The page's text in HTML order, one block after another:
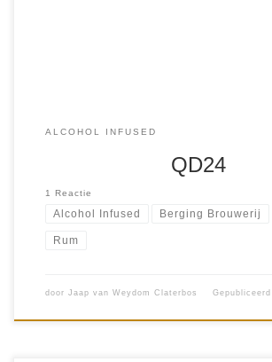
ALCOHOL INFUSED
QD24
1 Reactie
Alcohol Infused Berging Brouwerij
Rum
door Jaap van Weydom Claterbos Gepubliceerd